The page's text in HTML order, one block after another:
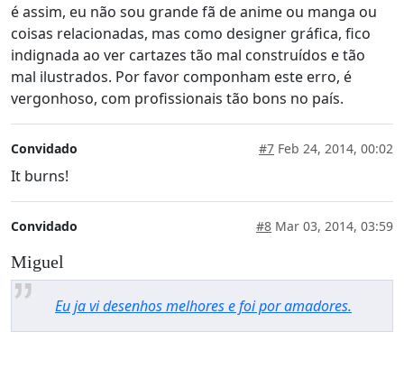
é assim, eu não sou grande fã de anime ou manga ou
coisas relacionadas, mas como designer gráfica, fico
indignada ao ver cartazes tão mal construídos e tão
mal ilustrados. Por favor componham este erro, é
vergonhoso, com profissionais tão bons no país.
Convidado #7 Feb 24, 2014, 00:02
It burns!
Convidado #8 Mar 03, 2014, 03:59
Miguel
Eu ja vi desenhos melhores e foi por amadores.